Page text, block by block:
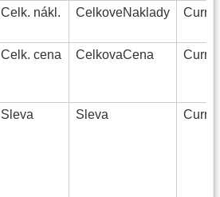
Celk. nákl. CelkoveNaklady
Celk. cena CelkovaCena
Sleva Sleva